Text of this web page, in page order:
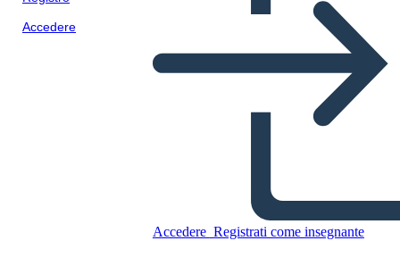
Accedere
Accedere Registrati come insegnante
13 colônias